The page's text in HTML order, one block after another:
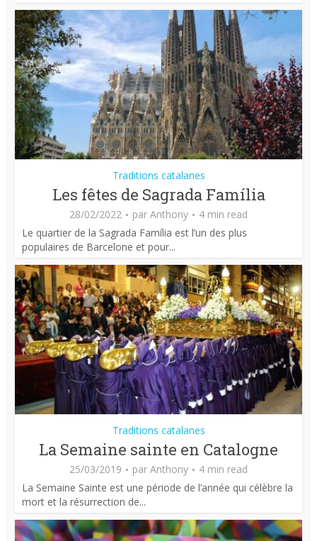
Traditions catalanes
Les fêtes de Sagrada Família
28/02/2022 par Anthony
4 min read
Le quartier de la Sagrada Família est l’un des plus
populaires de Barcelone et pour...
Traditions catalanes
La Semaine sainte en Catalogne
25/03/2019 par Anthony
4 min read
La Semaine Sainte est une période de l’année qui célèbre la
mort et la résurrection de...